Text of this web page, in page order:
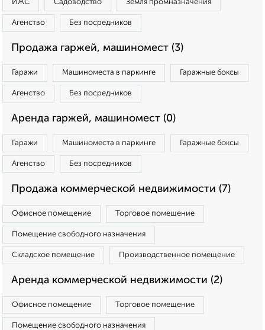
ИЖС Садоводство Земля промназначения
Агенство Без посредников
Продажа гаржей, машиномест (3)
Гаражи Машиноместа в паркинге Гаражные боксы
Агенство Без посредников
Аренда гаржей, машиномест (0)
Гаражи Машиноместа в паркинге Гаражные боксы
Агенство Без посредников
Продажа коммерческой недвижимости (7)
Офисное помещение Торговое помещение
Помещение свободного назначения
Складское помещение Производственное помещение
Аренда коммерческой недвижимости (2)
Офисное помещение Торговое помещение
Помещение свободного назначения